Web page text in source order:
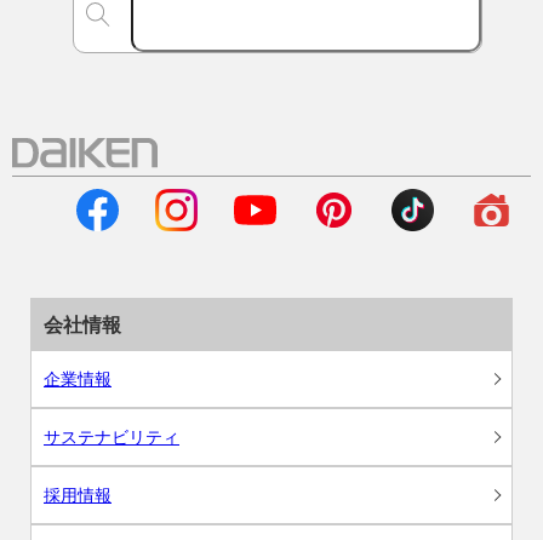
会社情報
企業情報
サステナビリティ
採用情報